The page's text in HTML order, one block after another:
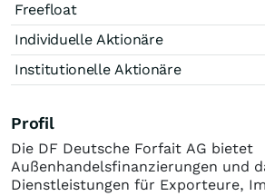
Freefloat
Individuelle Aktionäre
Institutionelle Aktionäre
Profil
Die DF Deutsche Forfait AG bietet
Außenhandelsfinanzierungen und
Dienstleistungen für Exporteure,